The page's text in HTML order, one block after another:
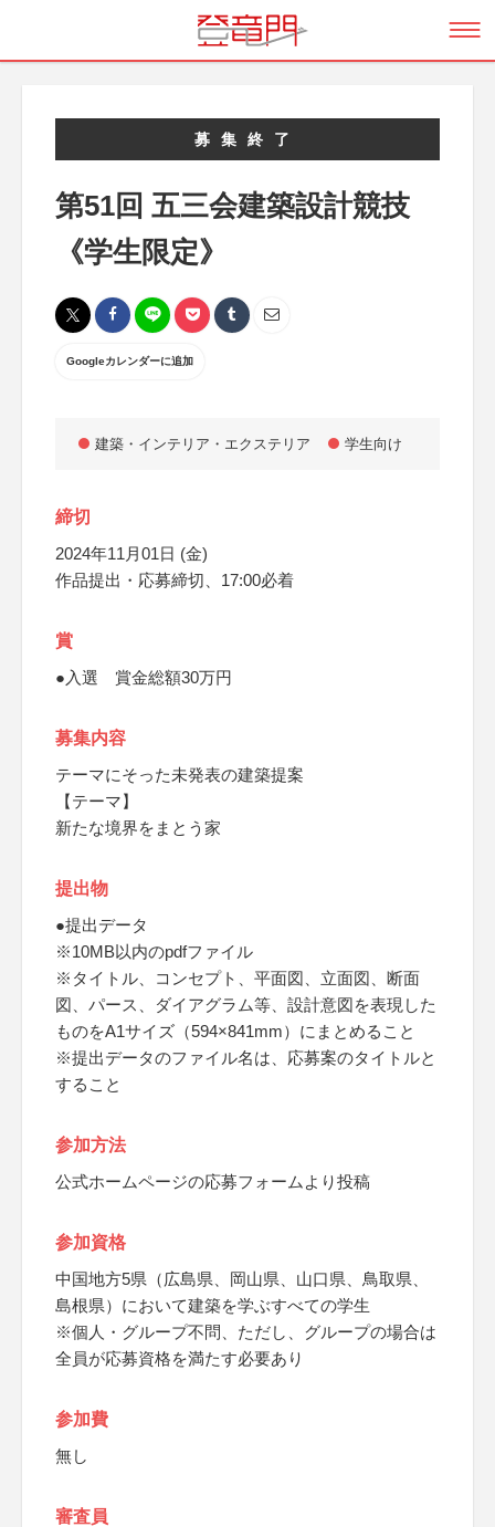
募集終了
第51回 五三会建築設計競技
《学生限定》
Googleカレンダーに追加
建築・インテリア・エクステリア 学生向け
締切
2024年11月01日 (金)
作品提出・応募締切、17:00必着
賞
●入選 賞金総額30万円
募集内容
テーマにそった未発表の建築提案
【テーマ】
新たな境界をまとう家
提出物
●提出データ
※10MB以内のpdfファイル
※タイトル、コンセプト、平面図、立面図、断面
図、パース、ダイアグラム等、設計意図を表現した
ものをA1サイズ（594×841mm）にまとめること
※提出データのファイル名は、応募案のタイトルと
すること
参加方法
公式ホームページの応募フォームより投稿
参加資格
中国地方5県（広島県、岡山県、山口県、鳥取県、
島根県）において建築を学ぶすべての学生
※個人・グループ不問、ただし、グループの場合は
全員が応募資格を満たす必要あり
参加費
無し
審査員